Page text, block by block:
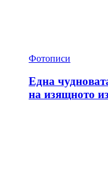
Фотописи
Една
на изящното